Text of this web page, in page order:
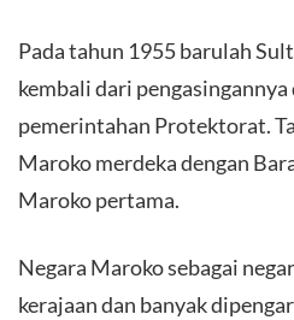
Pada tahun 1955 barulah
kembali dari
pemerintahan Protektorat.
Maroko merdeka dengan
Maroko pertama.
Negara Maroko sebagai
kerajaan dan banyak